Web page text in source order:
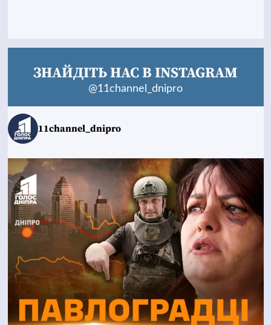
ЗНАЙДІТЬ НАС В INSTAGRAM
@11channel_dnipro
11channel_dnipro